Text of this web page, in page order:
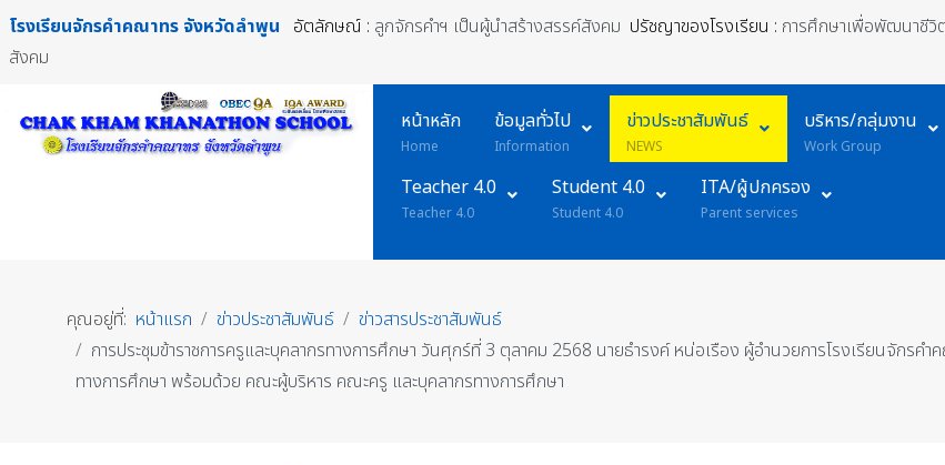
โรงเรียนจักรคำคณาทร จังหวัดลำพูน อัตลักษณ์ : ลูกจักรคำฯ เป็นผู้นำสร้างสรรค์สังคม ปรัชญาของโรงเรียน : การศึกษาเพื่อพัฒนาชีวิ
สังคม
หน้าหลัก
Home
ข้อมูลทั่วไป
Information
ข่าวประชาสัมพันธ์
NEWS
บริหาร/กลุ่มงาน
Work Group
Teacher 4.0
Teacher 4.0
Student 4.0
Student 4.0
ITA/ผู้ปกครอง
Parent services
คุณอยู่ที่: หน้าแรก ข่าวประชาสัมพันธ์
ข่าวสารประชาสัมพันธ์
การประชุมข้าราชการครูและบุคลากรทางการศึกษา วันศุกร์ที่ 3 ตุลาคม 2568 นายธำรงค์ หน่อเรือง ผู้อำนวยการโรงเรียนจักรค
ทางการศึกษา พร้อมด้วย คณะผู้บริหาร คณะครู และบุคลากรทางการศึกษา